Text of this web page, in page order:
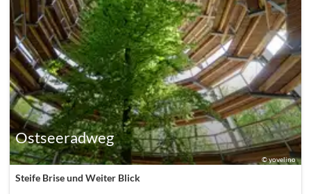
©yovelino
Ostseeradweg
Steife Brise und Weiter Blick